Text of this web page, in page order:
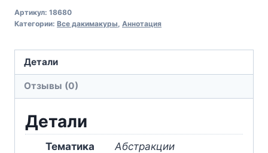
стекло
A
glass
Артикул: 18680
Категории: Все дакимакуры, Аннотация
Детали
Отзывы (0)
Детали
Тематика Абстракции